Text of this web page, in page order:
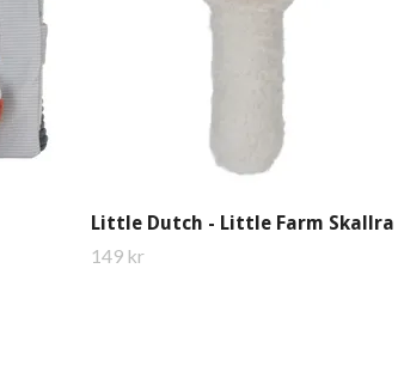
Little Dutch - Little Farm Skallra
149 kr